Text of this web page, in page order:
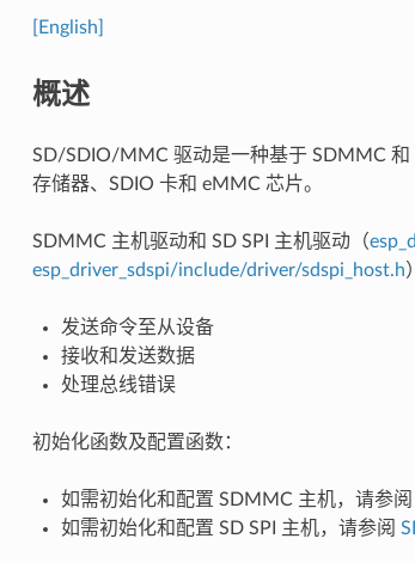
[English]
概述
SD/SDIO/MMC 驱动是一种基于 SDMMC 和
存储器、SDIO 卡和 eMMC 芯片。
SDMMC 主机驱动和 SD SPI 主机驱动（
esp_driver_sdspi/include/driver/sdspi_host.h
发送命令至从设备
接收和发送数据
处理总线错误
初始化函数及配置函数：
如需初始化和配置 SDMMC 主机，请参阅
如需初始化和配置 SD SPI 主机，请参阅